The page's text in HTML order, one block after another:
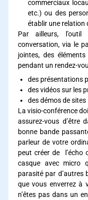
commerciaux
etc.) ou des
établir une relation
Par ailleurs,
conversation, via le
jointes, des
pendant un rendez-
des présentations
des vidéos sur les
des démos de
La visio-conférence
assurez-vous d’être
bonne bande
parleur de votre
peut créer de l’écho
casque avec micro
parasité par
que vous enverrez à
n’êtes pas dans un